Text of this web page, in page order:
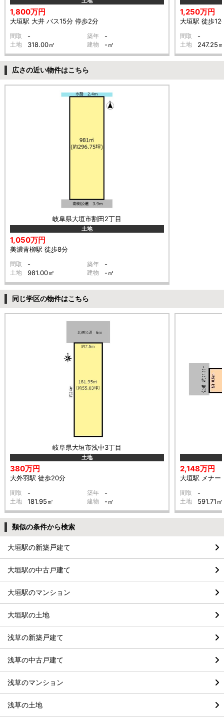
1,800万円
大垣駅 大井 バス15分 停歩2分
間取 - 築年 -
土地 318.00㎡ 建物 -㎡
1,250万円
大垣駅 徒歩12
間取 -
土地 247.25㎡
広さの近い物件はこちら
岐阜県大垣市割田2丁目
土地
1,050万円
美濃青柳駅 徒歩8分
間取 - 築年 -
土地 981.00㎡ 建物 -㎡
同じ学区の物件はこちら
岐阜県大垣市浅中3丁目
土地
380万円
大外羽駅 徒歩20分
間取 - 築年 -
土地 181.95㎡ 建物 -㎡
2,148万円
大垣駅 メナー
間取 -
土地 591.71㎡
類似の条件から検索
大垣駅の新築戸建て
大垣駅の中古戸建て
大垣駅のマンション
大垣駅の土地
浅草の新築戸建て
浅草の中古戸建て
浅草のマンション
浅草の土地